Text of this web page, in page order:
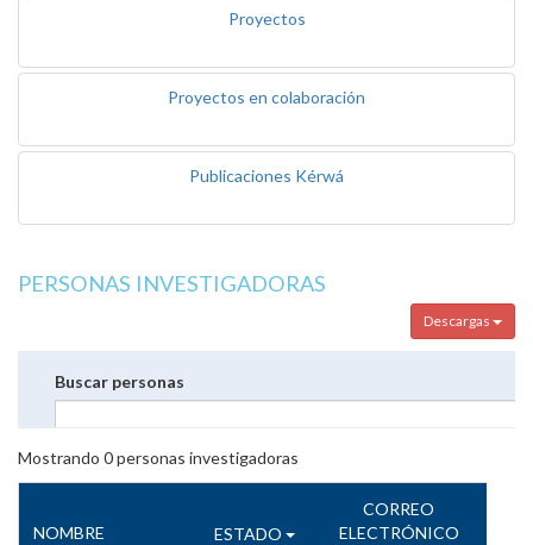
Proyectos
Proyectos en colaboración
Publicaciones Kérwá
PERSONAS INVESTIGADORAS
Descargas
Buscar personas
Mostrando 0personas investigadoras
NOMBRE ESTADO
CORREO
ELECTRÓNICO